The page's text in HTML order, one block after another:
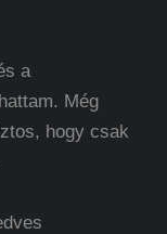
a
Még
hogy csak